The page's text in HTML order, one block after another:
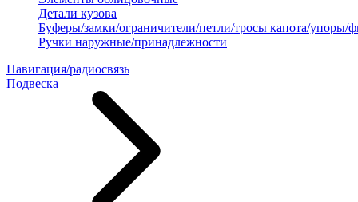
Детали кузова
Буферы/замки/ограничители/петли/тросы капота/упоры/
Ручки наружные/принадлежности
Навигация/радиосвязь
Подвеска